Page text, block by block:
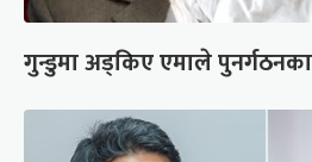
गुन्डुमा अड्किए एमाले